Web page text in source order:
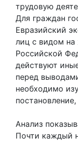
трудовую
Для граждан
Евразийский
лиц с видом на
Российской
действуют
перед
необходимо
Анализ
Почти каждый